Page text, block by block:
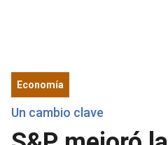
Economía
Un cambio clave